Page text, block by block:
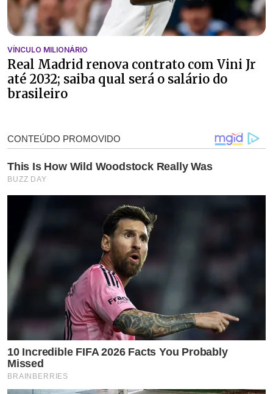
VÍNCULO MILIONÁRIO
Real Madrid renova contrato com Vini Jr
até 2032; saiba qual será o salário do
brasileiro